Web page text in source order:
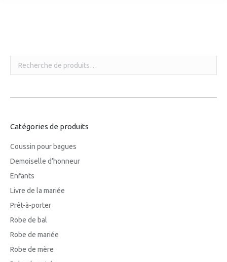
Catégories de produits
Coussin pour bagues
Demoiselle d’honneur
Enfants
Livre de la mariée
Prêt-à-porter
Robe de bal
Robe de mariée
Robe de mère